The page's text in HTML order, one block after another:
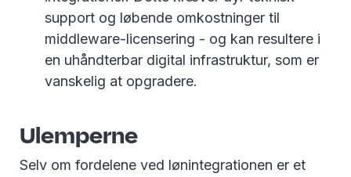
support og løbende omkostninger til
middleware-licensering - og kan resultere i
en uhåndterbar digital infrastruktur, som er
vanskelig at opgradere.
Ulemperne
Selv om fordelene ved lønintegrationen er et